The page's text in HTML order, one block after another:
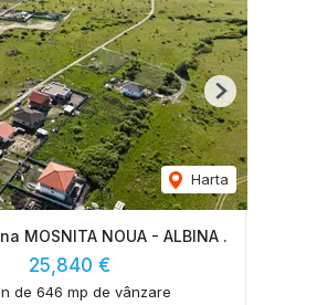
Harta
Next
MOSNITA NOUA - ALBINA .
25,840 €
de 646 mp de vânzare